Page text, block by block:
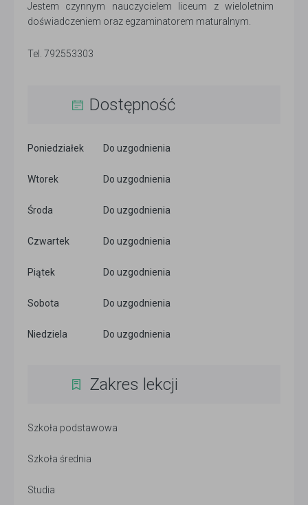
Jestem czynnym nauczycielem liceum z wieloletnim
doświadczeniem oraz egzaminatorem maturalnym.
Tel. 792553303
Dostępność
Poniedziałek Do uzgodnienia
Wtorek Do uzgodnienia
Środa Do uzgodnienia
Czwartek Do uzgodnienia
Piątek Do uzgodnienia
Sobota Do uzgodnienia
Niedziela Do uzgodnienia
Zakres lekcji
Szkoła podstawowa
Szkoła średnia
Studia